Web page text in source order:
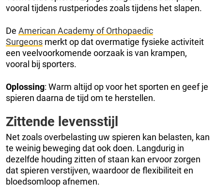
vooral tijdens rustperiodes zoals tijdens het slapen.
De American Academy of Orthopaedic
Surgeons merkt op dat overmatige fysieke activiteit
een veelvoorkomende oorzaak is van krampen,
vooral bij sporters.
Oplossing: Warm altijd op voor het sporten en geef je
spieren daarna de tijd om te herstellen.
Zittende levensstijl
Net zoals overbelasting uw spieren kan belasten, kan
te weinig beweging dat ook doen. Langdurig in
dezelfde houding zitten of staan kan ervoor zorgen
dat spieren verstijven, waardoor de flexibiliteit en
bloedsomloop afnemen.